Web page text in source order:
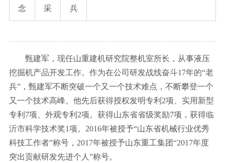
念 采 兵
甄建军，现任山重建机研究院整机室所长，从事液压
挖掘机产品开发工作。作为在公司研发战线奋斗17年的“老
兵”，甄建军不断突破一个又一个技术难点，不断攀登一个
又一个技术高峰。他先后获得授权发明专利2项、实用新型
专利7项、外观专利2项。获得山东省省级奖励7项，获得临
沂市科学技术奖1项。2016年被授予“山东省机械行业优秀
科技工作者”称号，2017年被授予山东重工集团“2017年度
突出贡献研发先进个人”称号。